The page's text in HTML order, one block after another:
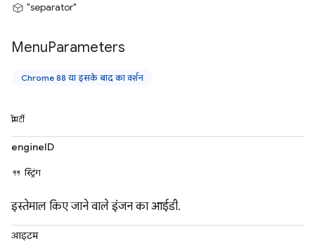
"separator"
MenuParameters
Chrome 88 या इसके बाद का वर्शन
प्रॉपर्टी
engineID
स्ट्रिंग
इस्तेमाल किए जाने वाले इंजन का आईडी.
आइटम